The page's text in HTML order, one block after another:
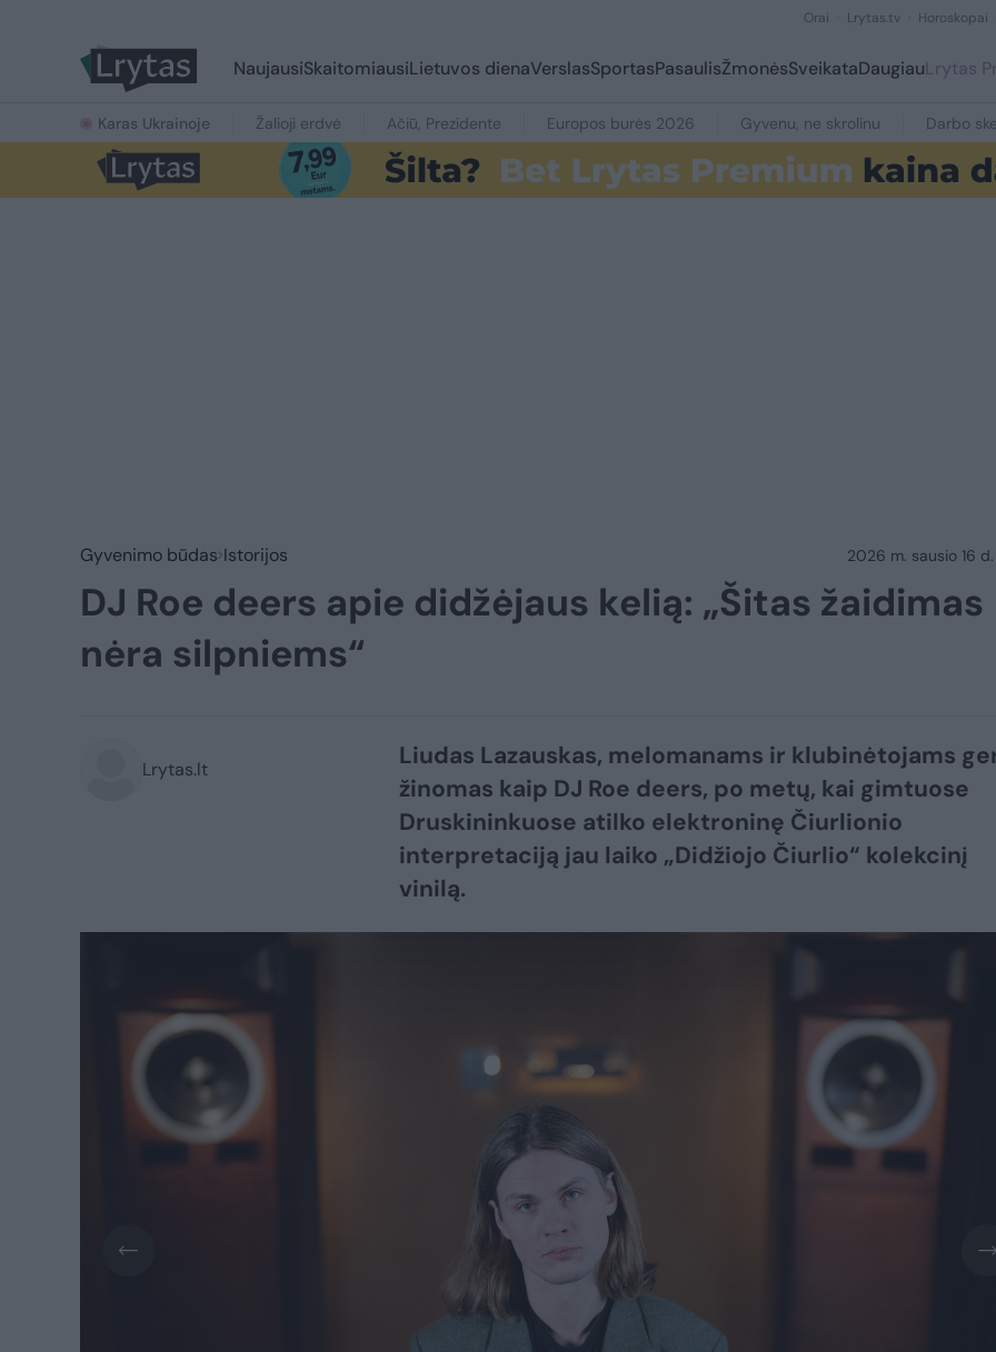
Orai Lrytas.tv Horoskopai
NaujausiSkaitomiausiLietuvos dienaVerslasSportasPasaulisŽmonėsSveikataDaugiauLrytas
Karas Ukrainoje Žalioji erdvė Ačiū, Prezidente Europos burės 2026 Gyvenu, ne skrolinu Darbo
Gyvenimo būdas Istorijos 2026 m. sausio 16
DJ Roe deers apie didžėjaus kelią: „Šitas žaidimas
nėra silpniems“
Lrytas.lt
Liudas Lazauskas, melomanams ir klubinėtojams
žinomas kaip DJ Roe deers, po metų, kai gimtuose
Druskininkuose atilko elektroninę Čiurlionio
interpretaciją jau laiko „Didžiojo Čiurlio“ kolekcinį
vinilą.